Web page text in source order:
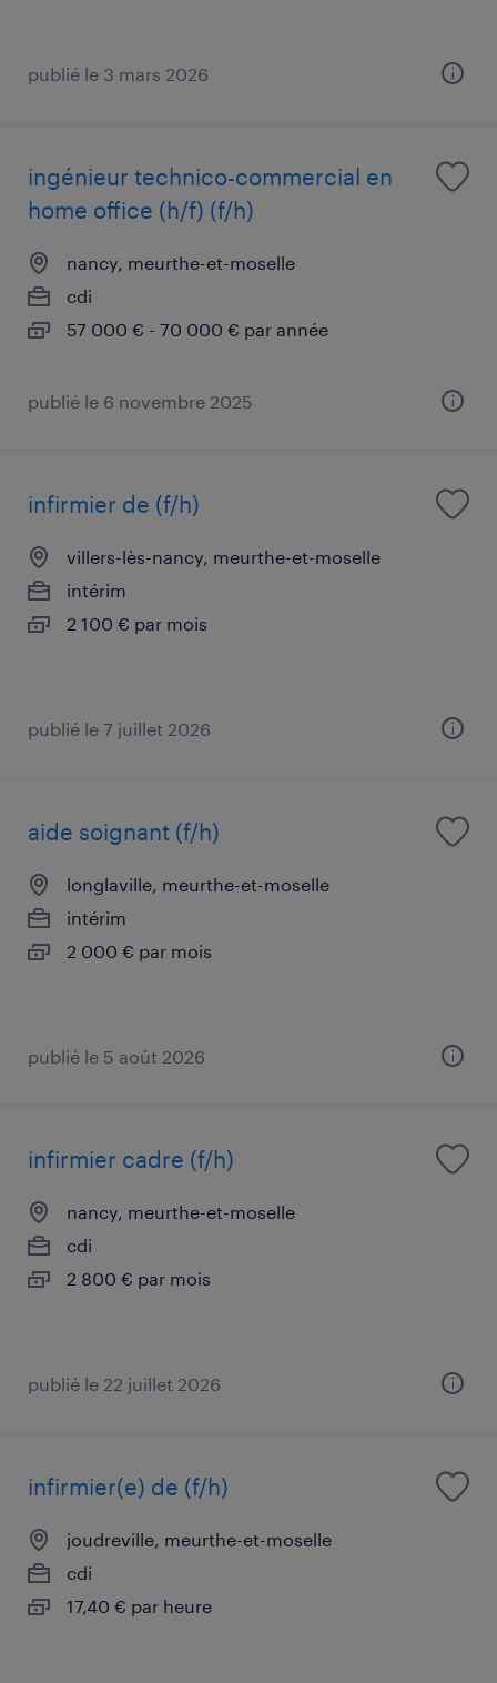
publié le 3 mars 2026
ingénieur technico-commercial en
home office (h/f) (f/h)
nancy, meurthe-et-moselle
cdi
57 000 € - 70 000 € par année
publié le 6 novembre 2025
infirmier de (f/h)
villers-lès-nancy, meurthe-et-moselle
intérim
2 100 € par mois
publié le 7 juillet 2026
aide soignant (f/h)
longlaville, meurthe-et-moselle
intérim
2 000 € par mois
publié le 5 août 2026
infirmier cadre (f/h)
nancy, meurthe-et-moselle
cdi
2 800 € par mois
publié le 22 juillet 2026
infirmier(e) de (f/h)
joudreville, meurthe-et-moselle
cdi
17,40 € par heure